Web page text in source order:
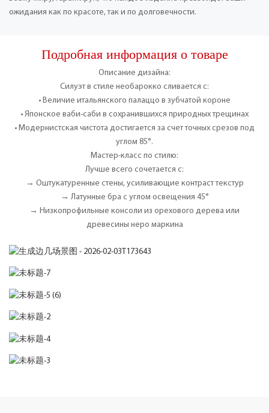
ожидания как по красоте, так и по долговечности.
Подробная информация о товаре
Описание дизайна:
Силуэт в стиле необарокко сливается с:
• Величие итальянского палаццо в зубчатой ​​короне
• Японское ваби-саби в сохранившихся природных трещинах
• Модернистская чистота достигается за счет точных срезов под
углом 85°.
Мастер-класс по стилю:
Лучше всего сочетается с:
→ Оштукатуренные стены, усиливающие контраст текстур
→ Латунные бра с углом освещения 45°
→ Низкопрофильные консоли из орехового дерева или
древесины неро маркина